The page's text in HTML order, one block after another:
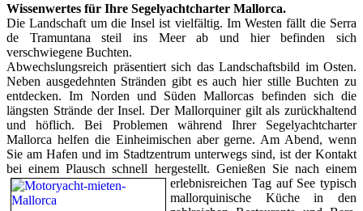
Wissenwertes für Ihre Segelyachtcharter Mallorca.
Die Landschaft um die Insel ist vielfältig. Im Westen fällt die Serra
de Tramuntana steil ins Meer ab und hier befinden sich
verschwiegene Buchten.
Abwechslungsreich präsentiert sich das Landschaftsbild im Osten.
Neben ausgedehnten Stränden gibt es auch hier stille Buchten zu
entdecken. Im Norden und Süden Mallorcas befinden sich die
längsten Strände der Insel. Der Mallorquiner gilt als zurückhaltend
und höflich. Bei Problemen während Ihrer Segelyachtcharter
Mallorca helfen die Einheimischen aber gerne. Am Abend, wenn
Sie am Hafen und im Stadtzentrum unterwegs sind, ist der Kontakt
bei einem Plausch schnell hergestellt. Genießen Sie nach einem
erlebnisreichen Tag auf See typisch
mallorquinische Küche in den